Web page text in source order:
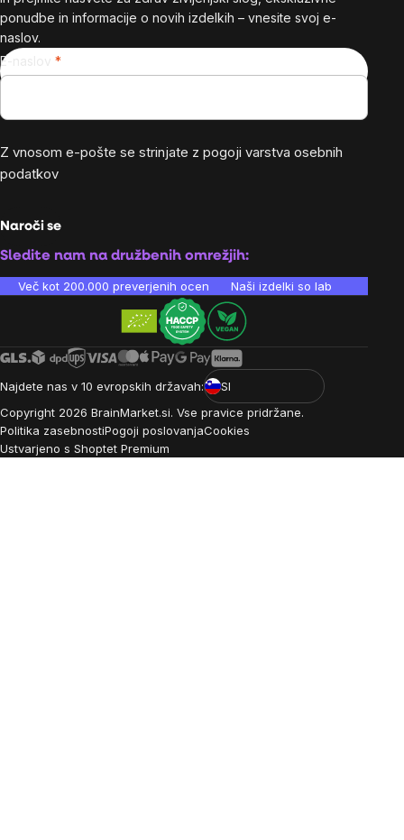
ponudbe in informacije o novih izdelkih – vnesite svoj e-
naslov.
E-naslov
Z vnosom e-pošte se strinjate z pogoji varstva osebnih
podatkov
Naroči se
Sledite nam na družbenih omrežjih:
Več kot 200.000 preverjenih ocen Naši izdelki so laboratorijsko
Najdete nas v 10 evropskih državah:
SI
Copyright 2026 BrainMarket.si. Vse pravice pridržane.
Politika zasebnostiPogoji poslovanjaCookies
Ustvarjeno s Shoptet Premium